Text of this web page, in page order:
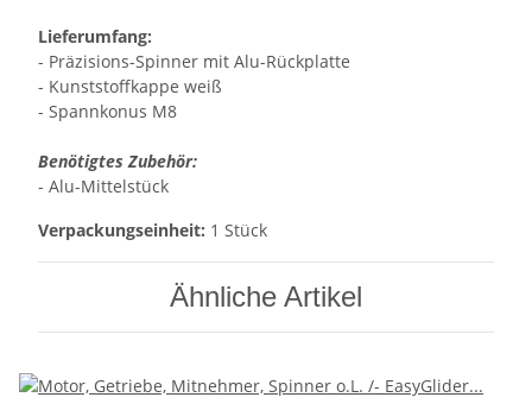
Lieferumfang:
- Präzisions-Spinner mit Alu-Rückplatte
- Kunststoffkappe weiß
- Spannkonus M8
Benötigtes Zubehör:
- Alu-Mittelstück
Verpackungseinheit: 1 Stück
Ähnliche Artikel